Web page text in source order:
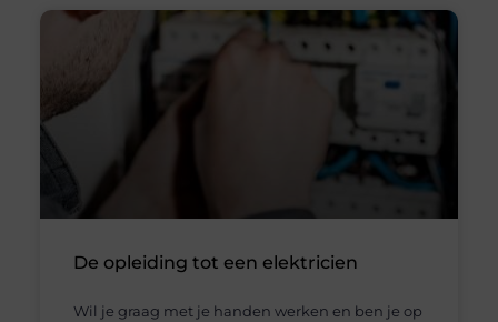
De opleiding tot een elektricien
Wil je graag met je handen werken en ben je op